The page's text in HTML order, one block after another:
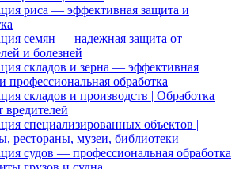
риса — эффективная защита и
семян — надежная защита от
и болезней
складов и зерна — эффективная
профессиональная обработка
складов и производств | Обработка
вредителей
специализированных объектов |
рестораны, музеи, библиотеки
судов — профессиональная обработка